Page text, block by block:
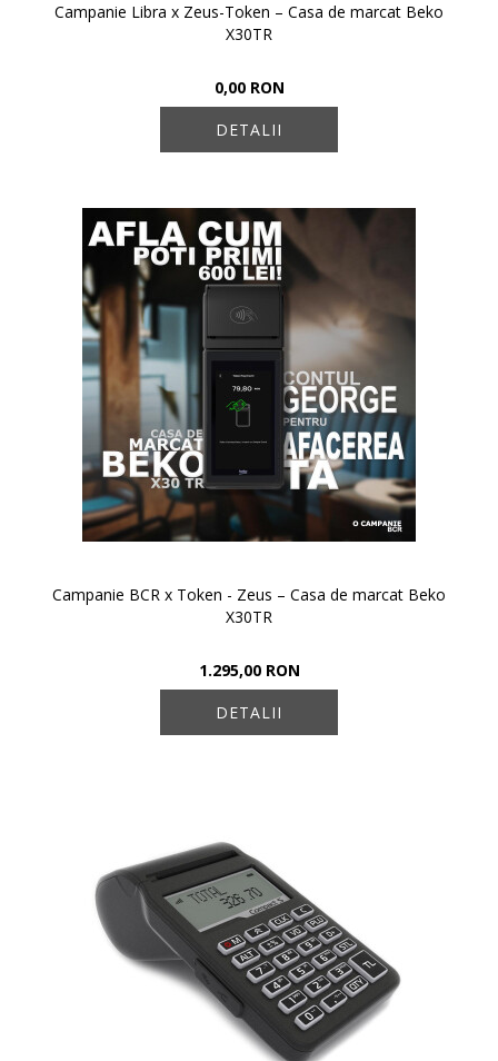
Campanie Libra x Zeus-Token – Casa de marcat Beko
X30TR
0,00 RON
DETALII
Campanie BCR x Token - Zeus – Casa de marcat Beko
X30TR
1.295,00 RON
DETALII